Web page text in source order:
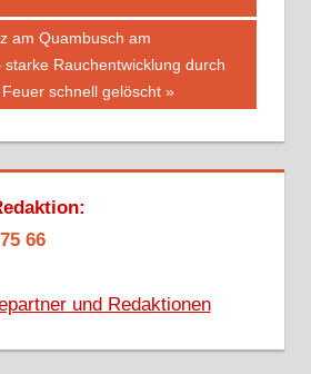
am Quambusch am
Rauchentwicklung durch
schnell gelöscht
66
und Redaktionen